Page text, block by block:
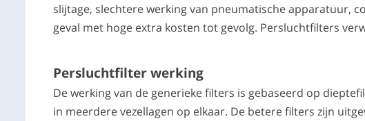
slijtage, slechtere werking van pneumatische apparatuur,
geval met hoge extra kosten tot gevolg. Persluchtfilters
Persluchtfilter werking
De werking van de generieke filters is gebaseerd op
in meerdere vezellagen op elkaar. De betere filters zijn